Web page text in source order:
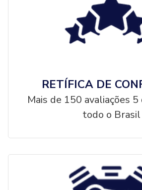
RETÍFICA DE
Mais de 150 avaliações
todo o Brasil